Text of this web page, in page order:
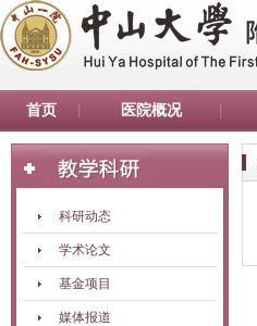
首页 医院概况
科研动态
学术论文
基金项目
媒体报道